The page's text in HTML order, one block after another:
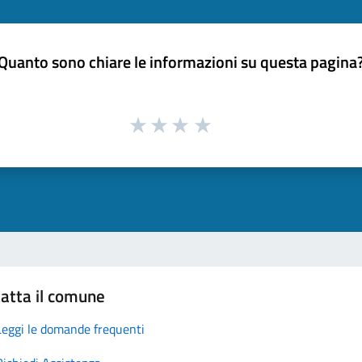
sono chiare le informazioni su questa
il comune
le domande frequenti